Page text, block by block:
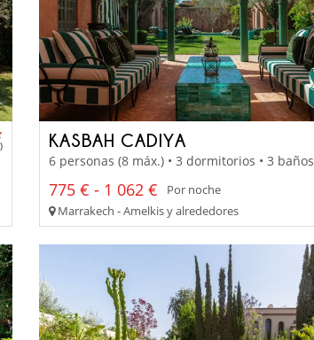
KASBAH CADIYA
6 personas (8 máx.) • 3 dormitorios • 3 baños
775 € - 1 062 €
Por noche
Marrakech - Amelkis y alrededores